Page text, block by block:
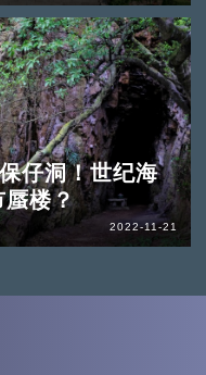
仔洞！世纪海
蜃楼？
2022-11-21